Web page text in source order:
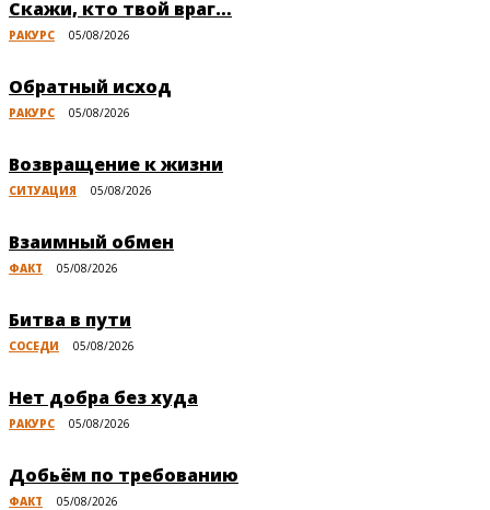
Скажи, кто твой враг…
РАКУРС 05/08/2026
Обратный исход
РАКУРС 05/08/2026
Возвращение к жизни
СИТУАЦИЯ 05/08/2026
Взаимный обмен
ФАКТ 05/08/2026
Битва в пути
СОСЕДИ 05/08/2026
Нет добра без худа
РАКУРС 05/08/2026
Добьём по требованию
ФАКТ 05/08/2026